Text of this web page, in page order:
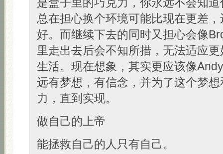
总在担心换个环境可能比现在更差
好。而继续下去的同时又担心会像
里走出去后会不知所措，无法适应
生活。现在想象，其实更应该像
远有梦想，有信念，并为了这个梦
力，直到实现。
做自己的上帝
能拯救自己的人只有自己。